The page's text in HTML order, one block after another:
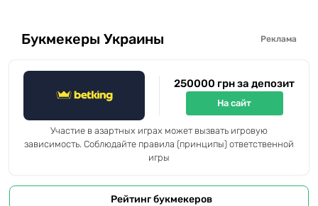
Букмекеры Украины Реклама
250000 грн за депозит
На сайт
Участие в азартных играх может вызвать игровую
зависимость. Соблюдайте правила (принципы) ответственной
игры
Рейтинг букмекеров